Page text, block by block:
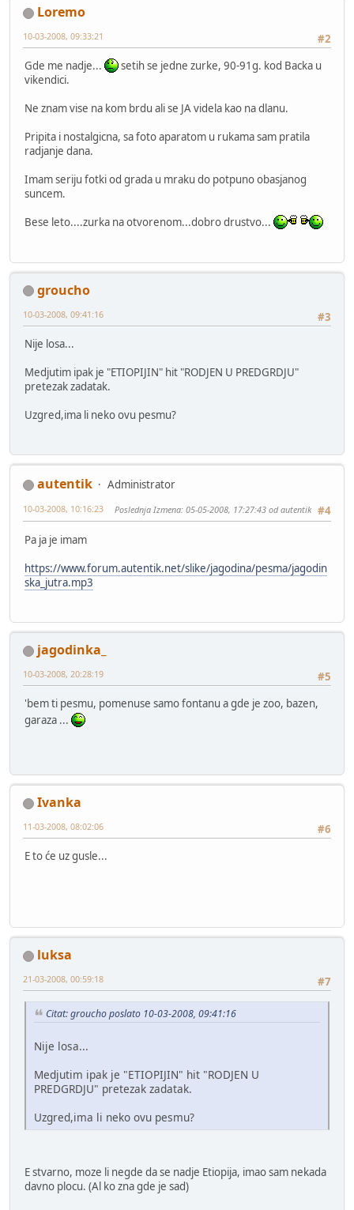
Loremo
#2
10-03-2008, 09:33:21
Gde me nadje...
setih se jedne zurke, 90-91g. kod Backa u
vikendici.
Ne znam vise na kom brdu ali se JA videla kao na dlanu.
Pripita i nostalgicna, sa foto aparatom u rukama sam pratila
radjanje dana.
Imam seriju fotki od grada u mraku do potpuno obasjanog
suncem.
Bese leto....zurka na otvorenom...dobro drustvo...
groucho
#3
10-03-2008, 09:41:16
Nije losa...
Medjutim ipak je "ETIOPIJIN" hit "RODJEN U PREDGRDJU"
pretezak zadatak.
Uzgred,ima li neko ovu pesmu?
autentik
Administrator
#4
10-03-2008, 10:16:23 Poslednja Izmena: 05-05-2008, 17:27:43 od autentik
Pa ja je imam
https://www.forum.autentik.net/slike/jagodina/pesma/jagodin
ska_jutra.mp3
jagodinka_
#5
10-03-2008, 20:28:19
'bem ti pesmu, pomenuse samo fontanu a gde je zoo, bazen,
garaza ...
Ivanka
#6
11-03-2008, 08:02:06
E to će uz gusle...
luksa
#7
21-03-2008, 00:59:18
Citat: groucho poslato 10-03-2008, 09:41:16
Nije losa...
Medjutim ipak je "ETIOPIJIN" hit "RODJEN U
PREDGRDJU" pretezak zadatak.
Uzgred,ima li neko ovu pesmu?
E stvarno, moze li negde da se nadje Etiopija, imao sam nekada
davno plocu. (Al ko zna gde je sad)